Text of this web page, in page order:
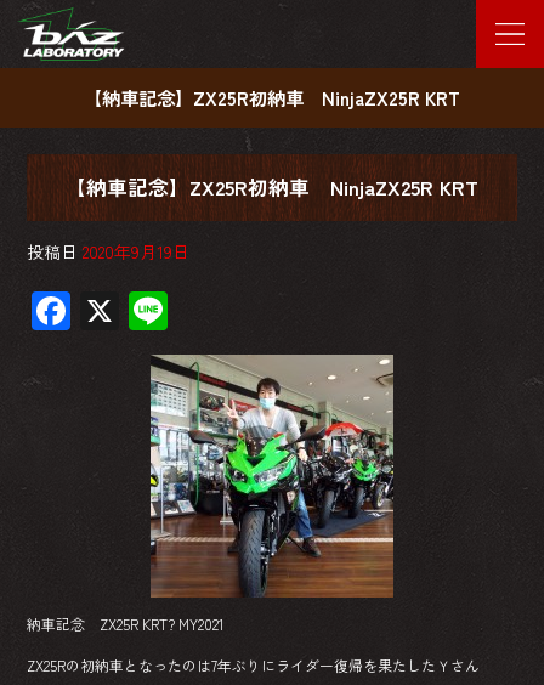
【納車記念】ZX25R初納車 NinjaZX25R KRT
【納車記念】ZX25R初納車 NinjaZX25R KRT
投稿日 2020年9月19日
F X
ne
納車記念 ZX25R KRT? MY2021
ZX25Rの初納車となったのは7年ぶりにライダー復帰を果たしたＹさん